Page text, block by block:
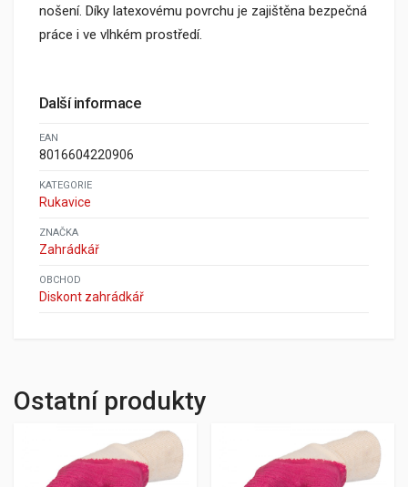
nošení. Díky latexovému povrchu je zajištěna bezpečná
práce i ve vlhkém prostředí.
Další informace
EAN
8016604220906
KATEGORIE
Rukavice
ZNAČKA
Zahrádkář
OBCHOD
Diskont zahrádkář
Ostatní produkty